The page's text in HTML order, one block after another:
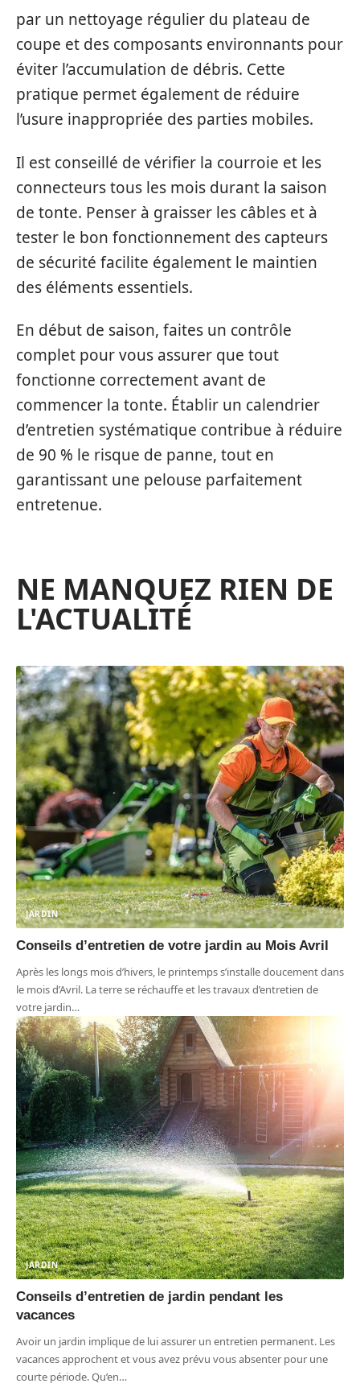
par un nettoyage régulier du plateau de
coupe et des composants environnants pour
éviter l’accumulation de débris. Cette
pratique permet également de réduire
l’usure inappropriée des parties mobiles.
Il est conseillé de vérifier la courroie et les
connecteurs tous les mois durant la saison
de tonte. Penser à graisser les câbles et à
tester le bon fonctionnement des capteurs
de sécurité facilite également le maintien
des éléments essentiels.
En début de saison, faites un contrôle
complet pour vous assurer que tout
fonctionne correctement avant de
commencer la tonte. Établir un calendrier
d’entretien systématique contribue à réduire
de 90 % le risque de panne, tout en
garantissant une pelouse parfaitement
entretenue.
NE MANQUEZ RIEN DE
L'ACTUALITÉ
JARDIN
Conseils d’entretien de votre jardin au Mois Avril
Après les longs mois d’hivers, le printemps s’installe doucement dans
le mois d’Avril. La terre se réchauffe et les travaux d’entretien de
votre jardin…
JARDIN
Conseils d’entretien de jardin pendant les
vacances
Avoir un jardin implique de lui assurer un entretien permanent. Les
vacances approchent et vous avez prévu vous absenter pour une
courte période. Qu’en…